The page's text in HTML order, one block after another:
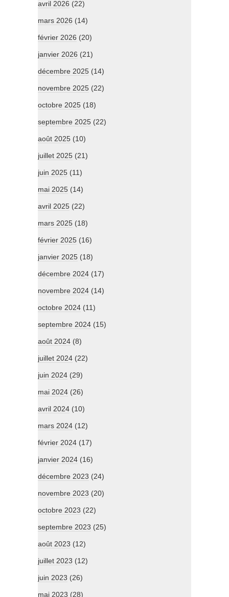
avril 2026 (22)
mars 2026 (14)
février 2026 (20)
janvier 2026 (21)
décembre 2025 (14)
novembre 2025 (22)
octobre 2025 (18)
septembre 2025 (22)
août 2025 (10)
juillet 2025 (21)
juin 2025 (11)
mai 2025 (14)
avril 2025 (22)
mars 2025 (18)
février 2025 (16)
janvier 2025 (18)
décembre 2024 (17)
novembre 2024 (14)
octobre 2024 (11)
septembre 2024 (15)
août 2024 (8)
juillet 2024 (22)
juin 2024 (29)
mai 2024 (26)
avril 2024 (10)
mars 2024 (12)
février 2024 (17)
janvier 2024 (16)
décembre 2023 (24)
novembre 2023 (20)
octobre 2023 (22)
septembre 2023 (25)
août 2023 (12)
juillet 2023 (12)
juin 2023 (26)
mai 2023 (28)